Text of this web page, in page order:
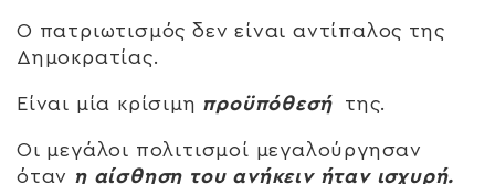
Ο πατριωτισμός δεν είναι αντίπαλος της
Δημοκρατίας.
Είναι μία κρίσιμη προϋπόθεσή της.
Οι μεγάλοι πολιτισμοί μεγαλούργησαν
όταν η αίσθηση του ανήκειν ήταν ισχυρή.